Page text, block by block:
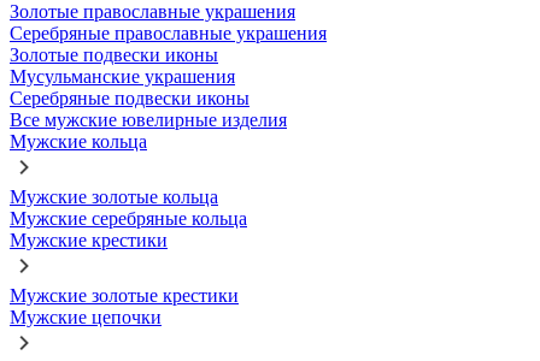
Золотые православные украшения
Серебряные православные украшения
Золотые подвески иконы
Мусульманские украшения
Серебряные подвески иконы
Все мужские ювелирные изделия
Мужские кольца
Мужские золотые кольца
Мужские серебряные кольца
Мужские крестики
Мужские золотые крестики
Мужские цепочки